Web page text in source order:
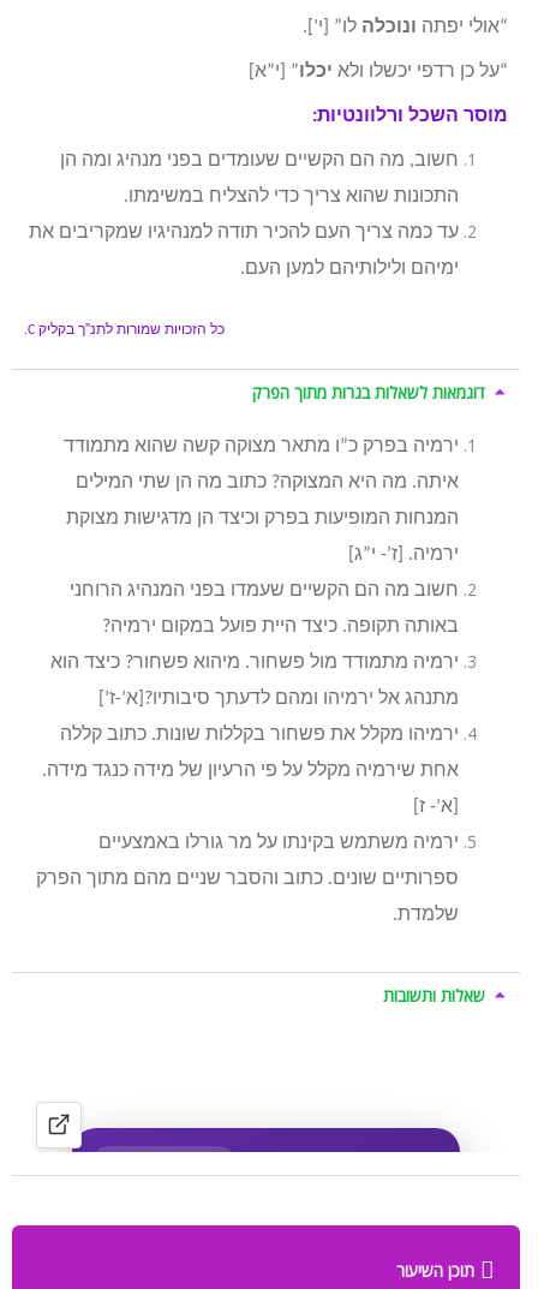
“אולי יפתה ונוכלה לו” [י’].
“על כן רדפי יכשלו ולא יכלו ” [י”א]
מוסר השכל ורלוונטיות:
חשוב, מה הם הקשיים שעומדים בפני מנהיג ומה הן
התכונות שהוא צריך כדי להצליח במשימתו.
עד כמה צריך העם להכיר תודה למנהיגיו שמקריבים את
ימיהם ולילותיהם למען העם.
כל הזכויות שמורות לתנ”ך בקליק C.
דוגמאות לשאלות בגרות מתוך הפרק
ירמיה בפרק כ”ו מתאר מצוקה קשה שהוא מתמודד
איתה. מה היא המצוקה? כתוב מה הן שתי המילים
המנחות המופיעות בפרק וכיצד הן מדגישות מצוקת
ירמיה. [ז’- י”ג]
חשוב מה הם הקשיים שעמדו בפני המנהיג הרוחני
באותה תקופה. כיצד היית פועל במקום ירמיה?
ירמיה מתמודד מול פשחור. מיהוא פשחור? כיצד הוא
מתנהג אל ירמיהו ומהם לדעתך סיבותיו?[א’-ז’]
ירמיהו מקלל את פשחור בקללות שונות. כתוב קללה
אחת שירמיה מקלל על פי הרעיון של מידה כנגד מידה.
[א’- ז]
ירמיה משתמש בקינתו על מר גורלו באמצעיים
ספרותיים שונים. כתוב והסבר שניים מהם מתוך הפרק
שלמדת.
שאלות ותשובות
תוכן השיעור